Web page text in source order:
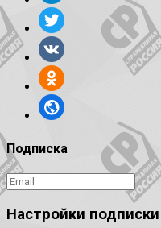
Подписка
Настройки подписки